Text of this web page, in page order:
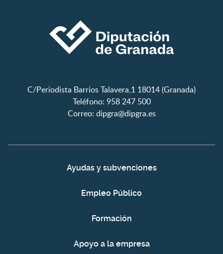
C/Periodista Barrios Talavera,1 18014 (Granada)
Teléfono: 958 247 500
Correo: dipgra@dipgra.es
Ayudas y subvenciones
Empleo Público
Formación
Apoyo a la empresa